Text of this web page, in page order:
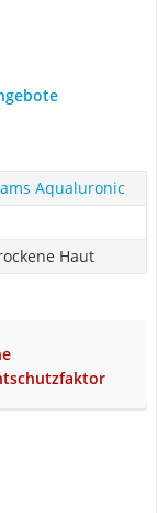
Aqualuronic
Haut